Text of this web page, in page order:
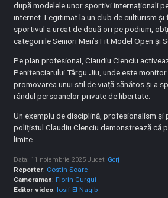
după modelele unor sportivi internaționali
internet. Legitimat la un club de culturism și
sportivul a urcat de două ori pe podium,
categoriile Seniori Men’s Fit Model Open și
Pe plan profesional, Claudiu Clenciu
Penitenciarului Târgu Jiu, unde este
promovarea unui stil de viață sănătos și a
rândul persoanelor private de libertate.
Un exemplu de disciplină, profesionalism și
polițistul Claudiu Clenciu demonstrează că
limite.
Data: 11 noiembrie 2025 Judet: Gorj
Reporter: Costin Soare
Cameraman: Florin Gurgui
Editor video: Iosif El-Naqib